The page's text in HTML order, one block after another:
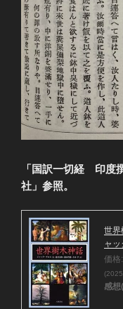
「国訳一切経 印
社」参照。
世界
ャ
価格:
感